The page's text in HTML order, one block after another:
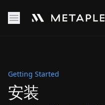
Getting Started
安装